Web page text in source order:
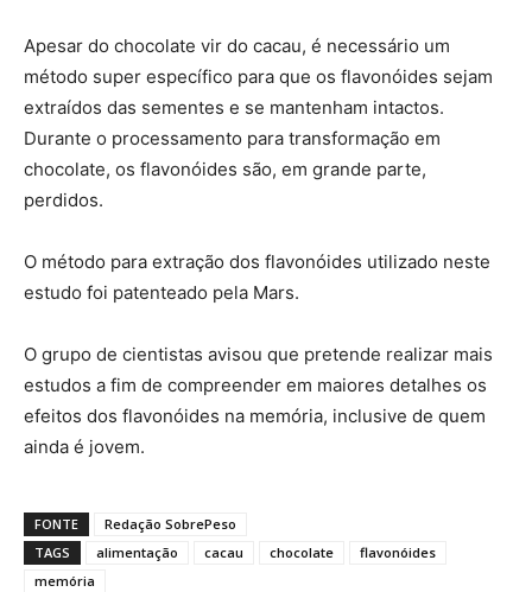
Apesar do chocolate vir do cacau, é necessário um
método super específico para que os flavonóides sejam
extraídos das sementes e se mantenham intactos.
Durante o processamento para transformação em
chocolate, os flavonóides são, em grande parte,
perdidos.
O método para extração dos flavonóides utilizado neste
estudo foi patenteado pela Mars.
O grupo de cientistas avisou que pretende realizar mais
estudos a fim de compreender em maiores detalhes os
efeitos dos flavonóides na memória, inclusive de quem
ainda é jovem.
FONTE
Redação SobrePeso
TAGS
alimentação cacau chocolate
flavonóides
memória